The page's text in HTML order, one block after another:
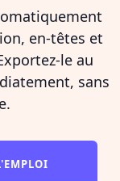
en-têtes et
le au
sans